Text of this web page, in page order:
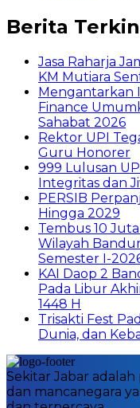
Berita
Jasa Raharja
KM Mutiara
Mengantarkan
Finance
Sahabat 2026
Rektor UPI
Guru Honorer
999 Lulusan
Integritas dan
PERSIB
Hingga 2029
Tembus 10
Wilayah
Semester I-
KAI Daop 2
Pada Libur
1448 H
Trisakti Fest
Dunia, dan
Sekitar Jabar
dan mancanegara